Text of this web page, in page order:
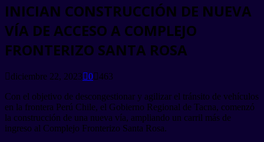
INICIAN CONSTRUCCIÓN DE NUEVA
VÍA DE ACCESO A COMPLEJO
FRONTERIZO SANTA ROSA
diciembre 22, 2023 0 463
Con el objetivo de descongestionar y agilizar el tránsito de vehículos
en la frontera Perú Chile, el Gobierno Regional de Tacna, comenzó
la construcción de una nueva vía, ampliando un carril más de
ingreso al Complejo Fronterizo Santa Rosa.